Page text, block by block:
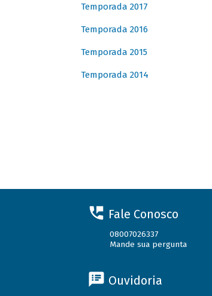
Temporada 2017
Temporada 2016
Temporada 2015
Temporada 2014
Fale Conosco
08007026337
Mande sua pergunta
Ouvidoria